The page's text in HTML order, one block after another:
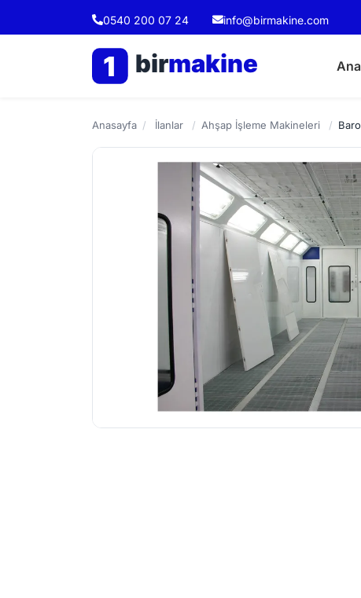
0540 200 07 24 info@birmakine.com
1 birmakine
Anasayfa / İlanlar / Ahşap İşleme Makineleri /